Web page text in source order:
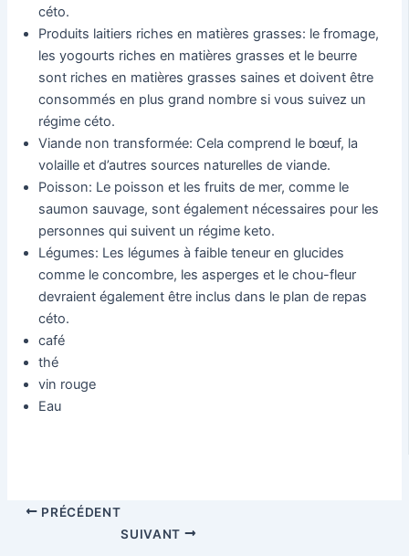
céto.
Produits laitiers riches en matières grasses: le fromage,
les yogourts riches en matières grasses et le beurre
sont riches en matières grasses saines et doivent être
consommés en plus grand nombre si vous suivez un
régime céto.
Viande non transformée: Cela comprend le bœuf, la
volaille et d’autres sources naturelles de viande.
Poisson: Le poisson et les fruits de mer, comme le
saumon sauvage, sont également nécessaires pour les
personnes qui suivent un régime keto.
Légumes: Les légumes à faible teneur en glucides
comme le concombre, les asperges et le chou-fleur
devraient également être inclus dans le plan de repas
céto.
café
thé
vin rouge
Eau
PRÉCÉDENT
SUIVANT